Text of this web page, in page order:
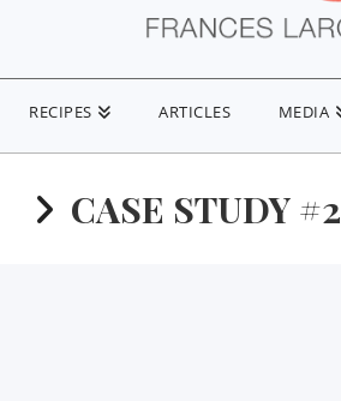
RECIPES ARTICLES MEDIA
CASE STUDY #2